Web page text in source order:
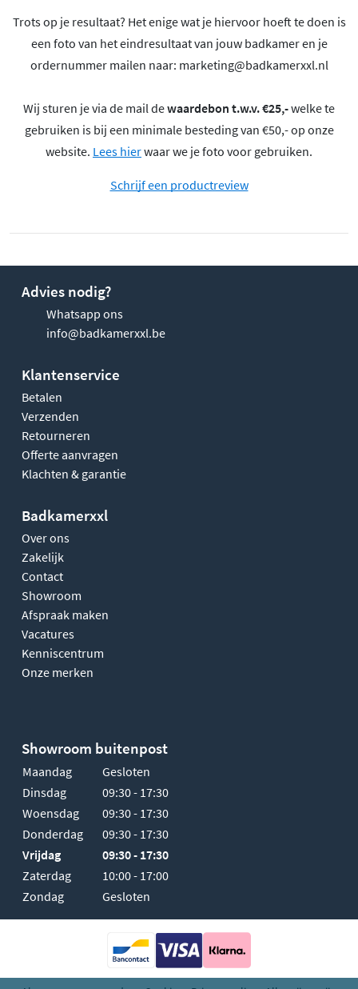
Trots op je resultaat? Het enige wat je hiervoor hoeft te doen is
een foto van het eindresultaat van jouw badkamer en je
ordernummer mailen naar: marketing@badkamerxxl.nl
Wij sturen je via de mail dewaardebon t.w.v. €25,-welke te
gebruiken is bij een minimale besteding van €50,- op onze
website. Lees hierwaar we je foto voor gebruiken.
Schrijf een productreview
Advies nodig?
Whatsapp ons
info@badkamerxxl.be
Klantenservice
Betalen
Verzenden
Retourneren
Offerte aanvragen
Klachten & garantie
Badkamerxxl
Over ons
Zakelijk
Contact
Showroom
Afspraak maken
Vacatures
Kenniscentrum
Onze merken
Showroom buitenpost
Maandag
Gesloten
Dinsdag
09:30 - 17:30
Woensdag
09:30 - 17:30
Donderdag
09:30 - 17:30
Vrijdag
09:30 - 17:30
Zaterdag
10:00 - 17:00
Zondag
Gesloten